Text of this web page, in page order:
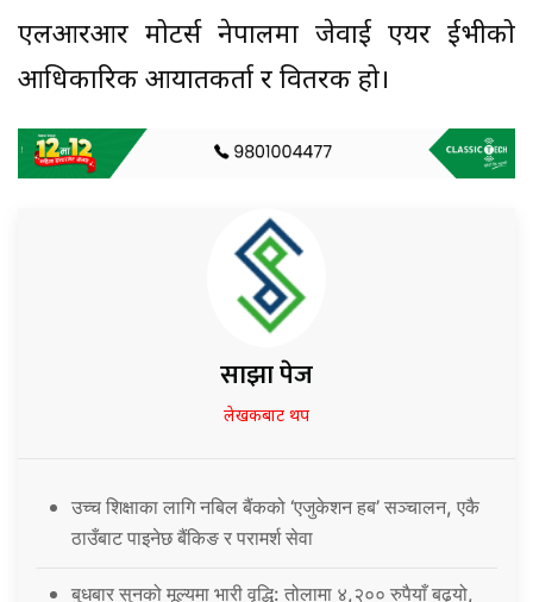
एलआरआर मोटर्स नेपालमा जेवाई एयर ईभीको
आधिकारिक आयातकर्ता र वितरक हो।
साझा पेज
लेखकबाट थप
उच्च शिक्षाका लागि नबिल बैंकको ‘एजुकेशन हब’ सञ्चालन, एकै
ठाउँबाट पाइनेछ बैंकिङ र परामर्श सेवा
बुधबार सुनको मूल्यमा भारी वृद्धि: तोलामा ४,२०० रुपैयाँ बढ्यो,